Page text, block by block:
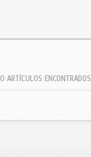
0 ARTÍCULOS ENCONTRADOS